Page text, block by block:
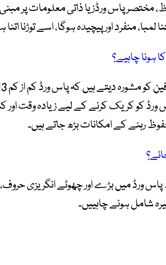
مختصر پاس ورڈز یا ذاتی معلومات پر
منفرد اور پیچیدہ ہوگا، اسے توڑنا
چاہیے؟
کو کریک کرنے کے لیے زیادہ وقت اور
رہنے کے امکانات بڑھ جاتے ہیں۔
ورڈ میں بڑے اور چھوٹے انگریزی
شامل ہونے چاہییں۔